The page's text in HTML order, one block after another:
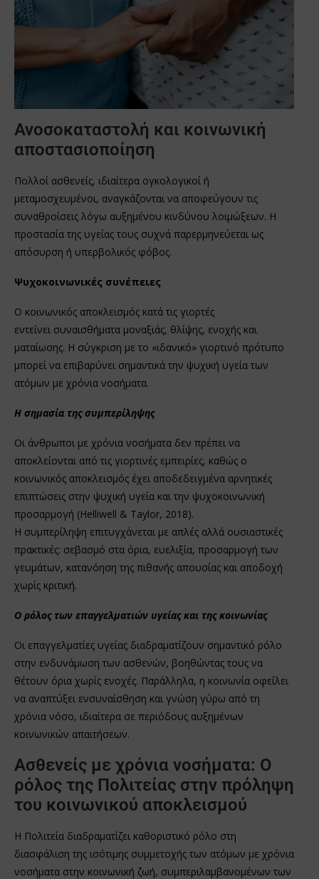
Ανοσοκαταστολή και κοινωνική
αποστασιοποίηση
Πολλοί ασθενείς, ιδιαίτερα ογκολογικοί ή
μεταμοσχευμένοι, αναγκάζονται να αποφεύγουν τις
συναθροίσεις λόγω αυξημένου κινδύνου λοιμώξεων. Η
προστασία της υγείας τους συχνά παρερμηνεύεται ως
απόσυρση ή υπερβολικός φόβος.
Ψυχοκοινωνικές συνέπειες
Ο κοινωνικός αποκλεισμός κατά τις γιορτές
εντείνει συναισθήματα μοναξιάς, θλίψης, ενοχής και
ματαίωσης. Η σύγκριση με το «ιδανικό» γιορτινό πρότυπο
μπορεί να επιβαρύνει σημαντικά την ψυχική υγεία των
ατόμων με χρόνια νοσήματα.
Η σημασία της συμπερίληψης
Οι άνθρωποι με χρόνια νοσήματα δεν πρέπει να
αποκλείονται από τις γιορτινές εμπειρίες, καθώς ο
κοινωνικός αποκλεισμός έχει αποδεδειγμένα αρνητικές
επιπτώσεις στην ψυχική υγεία και την ψυχοκοινωνική
προσαρμογή (Helliwell & Taylor, 2018).
Η συμπερίληψη επιτυγχάνεται με απλές αλλά ουσιαστικές
πρακτικές: σεβασμό στα όρια, ευελιξία, προσαρμογή των
γευμάτων, κατανόηση της πιθανής απουσίας και αποδοχή
χωρίς κριτική.
Ο ρόλος των επαγγελματιών υγείας και της κοινωνίας
Οι επαγγελματίες υγείας διαδραματίζουν σημαντικό ρόλο
στην ενδυνάμωση των ασθενών, βοηθώντας τους να
θέτουν όρια χωρίς ενοχές. Παράλληλα, η κοινωνία οφείλει
να αναπτύξει ενσυναίσθηση και γνώση γύρω από τη
χρόνια νόσο, ιδιαίτερα σε περιόδους αυξημένων
κοινωνικών απαιτήσεων.
Ασθενείς με χρόνια νοσήματα: Ο
ρόλος της Πολιτείας στην πρόληψη
του κοινωνικού αποκλεισμού
Η Πολιτεία διαδραματίζει καθοριστικό ρόλο στη
διασφάλιση της ισότιμης συμμετοχής των ατόμων με χρόνια
νοσήματα στην κοινωνική ζωή, συμπεριλαμβανομένων των